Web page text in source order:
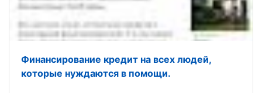
Финансирование кредит на всех людей,
которые нуждаются в помощи.